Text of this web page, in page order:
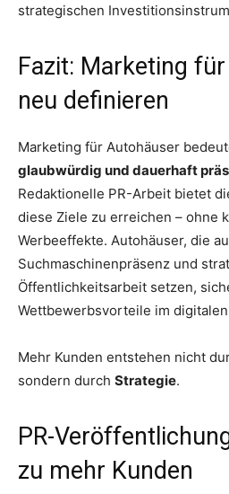
strategischen
Fazit: Marketing
neu definieren
Marketing für Autohäuser
glaubwürdig und dauerhaft
Redaktionelle PR-Arbeit bietet
diese Ziele zu erreichen – ohne
Werbeeffekte. Autohäuser, die
Suchmaschinenpräsenz und
Öffentlichkeitsarbeit setzen,
Wettbewerbsvorteile im
Mehr Kunden entstehen nicht
sondern durch Strategie.
PR-
zu mehr Kunden